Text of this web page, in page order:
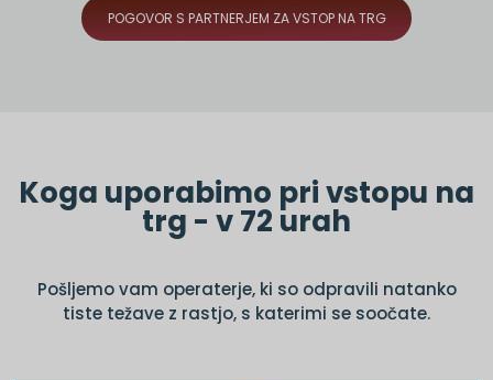
POGOVOR S PARTNERJEM ZA VSTOP NA TRG
Koga uporabimo pri vstopu na
trg - v 72 urah
Pošljemo vam operaterje, ki so odpravili natanko
tiste težave z rastjo, s katerimi se soočate.